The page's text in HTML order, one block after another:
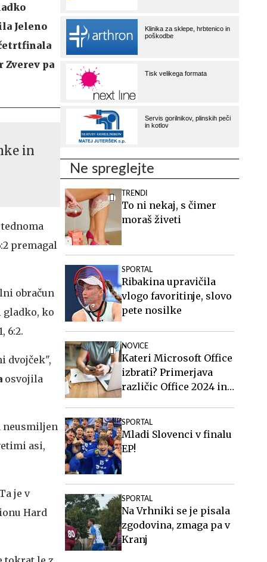
Jeleno
pa
in
premagal
obračun
gladko, ko
6:2.
dvojček",
osvojila
neusmiljen
asi,
je v
Hard
Ne spreglejte
TRENDI
To ni nekaj, s čimer
moraš živeti
SPORTAL
Ribakina upravičila
vlogo favoritinje, slovo
pete nosilke
NOVICE
Kateri Microsoft Office
izbrati? Primerjava
različic Office 2024 in
SPORTAL
Mladi Slovenci v finalu
EP!
SPORTAL
Na Vrhniki se je pisala
zgodovina, zmaga pa v
Kranj